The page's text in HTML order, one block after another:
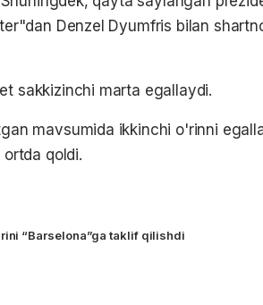
Denzel Dyumfris bilan
sakkizinchi marta egallaydi.
mavsumida ikkinchi o'rinni
qoldi.
“Barselona”ga taklif qilishdi